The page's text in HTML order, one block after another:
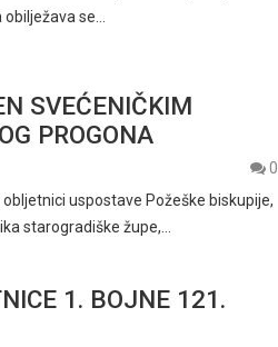
se…
SVEĆENIČKIM
PROGONA
0
obljetnici uspostave Požeške biskupije,
starogradiške župe,…
1. BOJNE 121.